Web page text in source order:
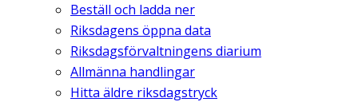
Beställ och ladda ner
Riksdagens öppna data
Riksdagsförvaltningens diarium
Allmänna handlingar
Hitta äldre riksdagstryck